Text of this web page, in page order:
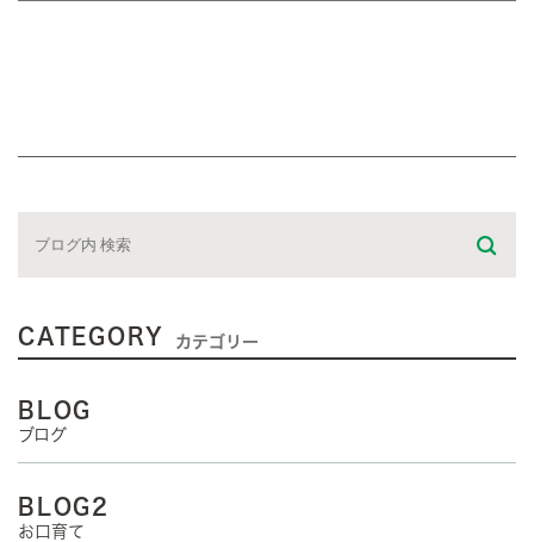
CATEGORY カテゴリー
BLOG
ブログ
BLOG2
お口育て